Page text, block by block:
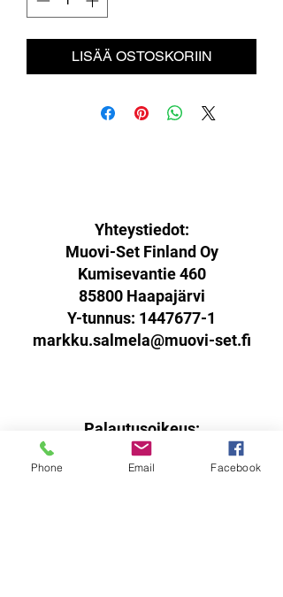
LISÄÄ OSTOSKORIIN
Yhteystiedot:
Muovi-Set Finland Oy
Kumisevantie 460
85800 Haapajärvi
Y-tunnus: 1447677-1
markku.salmela@muovi-set.fi
Palautusoikeus:
Sinulla on oikeus palauttaa
verkkokaupasta ostamasi tuotteet
Phone Email Facebook